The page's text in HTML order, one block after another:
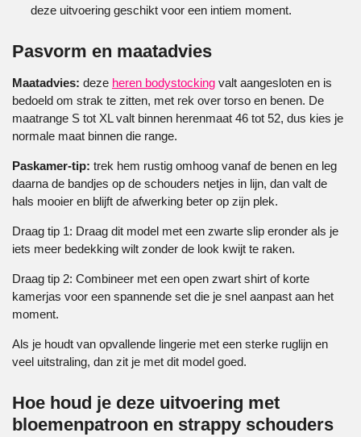
deze uitvoering geschikt voor een intiem moment.
Pasvorm en maatadvies
Maatadvies: deze heren bodystocking valt aangesloten en is
bedoeld om strak te zitten, met rek over torso en benen. De
maatrange S tot XL valt binnen herenmaat 46 tot 52, dus kies je
normale maat binnen die range.
Paskamer-tip: trek hem rustig omhoog vanaf de benen en leg
daarna de bandjes op de schouders netjes in lijn, dan valt de
hals mooier en blijft de afwerking beter op zijn plek.
Draag tip 1: Draag dit model met een zwarte slip eronder als je
iets meer bedekking wilt zonder de look kwijt te raken.
Draag tip 2: Combineer met een open zwart shirt of korte
kamerjas voor een spannende set die je snel aanpast aan het
moment.
Als je houdt van opvallende lingerie met een sterke ruglijn en
veel uitstraling, dan zit je met dit model goed.
Hoe houd je deze uitvoering met
bloemenpatroon en strappy schouders